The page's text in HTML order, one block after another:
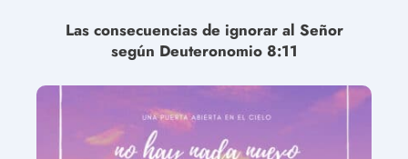
Las consecuencias de ignorar al Señor
según Deuteronomio 8:11